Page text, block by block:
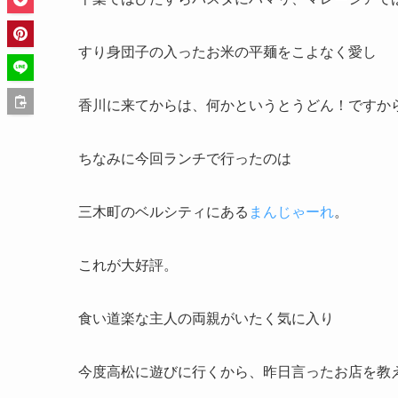
すり身団子の入ったお米の平麺をこよなく愛し
香川に来てからは、何かというとうどん！ですか
ちなみに今回ランチで行ったのは
三木町のベルシティにある まんじゃーれ。
これが大好評。
食い道楽な主人の両親がいたく気に入り
今度高松に遊びに行くから、昨日言ったお店を教